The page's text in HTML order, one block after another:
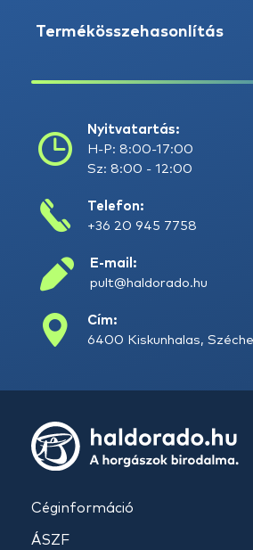
Termékösszehasonlítás
Nyitvatartás:
H-P: 8:00-17:00
Sz: 8:00 - 12:00
Telefon:
+36 20 945 7758
E-mail:
pult@haldorado.hu
Cím:
6400 Kiskunhalas,
Céginformáció
ÁSZF